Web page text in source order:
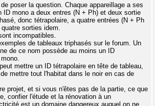
poser la question. Chaque appareillage a ses
ID mono a deux entres (N + Ph) et deux sortie
donc tétrapolaire, a quatre entrées (N + Ph
sorties idem.
incompatibles.
de tableaux triphasés sur le forum. Un
de ce nom possède au moins un ID
mettre un ID tétrapolaire en tête de tableau,
mettre tout l'habitat dans le noir en cas de
projet, et si vous n'êtes pas de la partie, ce que
confier l'étude et la rénovation à un
est un domaine dangereux auquel on ne